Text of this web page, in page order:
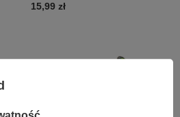
15,99 zł